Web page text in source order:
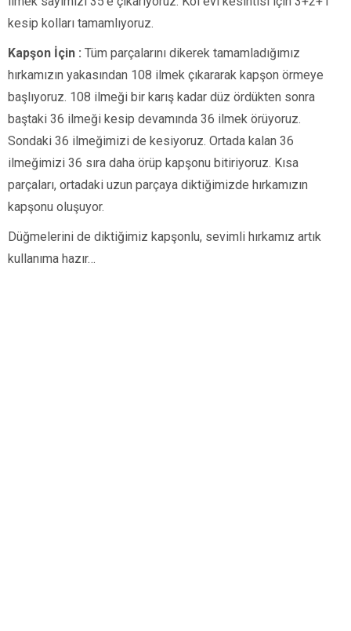
kesip kolları tamamlıyoruz.
Kapşon İçin : Tüm parçalarını dikerek tamamladığımız
hırkamızın yakasından 108 ilmek çıkararak kapşon örmeye
başlıyoruz. 108 ilmeği bir karış kadar düz ördükten sonra
baştaki 36 ilmeği kesip devamında 36 ilmek örüyoruz.
Sondaki 36 ilmeğimizi de kesiyoruz. Ortada kalan 36
ilmeğimizi 36 sıra daha örüp kapşonu bitiriyoruz. Kısa
parçaları, ortadaki uzun parçaya diktiğimizde hırkamızın
kapşonu oluşuyor.
Düğmelerini de diktiğimiz kapşonlu, sevimli hırkamız artık
kullanıma hazır…